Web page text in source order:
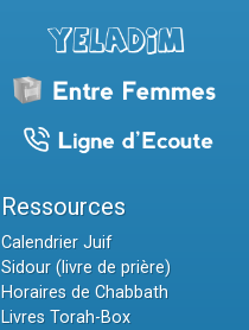
Ressources
Calendrier Juif
Sidour (livre de prière)
Horaires de Chabbath
Livres Torah-Box